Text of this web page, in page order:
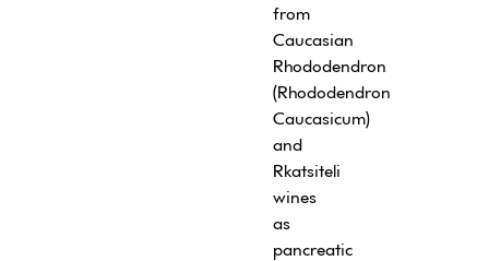
from
Caucasian
Rhododendron
(Rhododendron
Caucasicum)
and
Rkatsiteli
wines
as
pancreatic